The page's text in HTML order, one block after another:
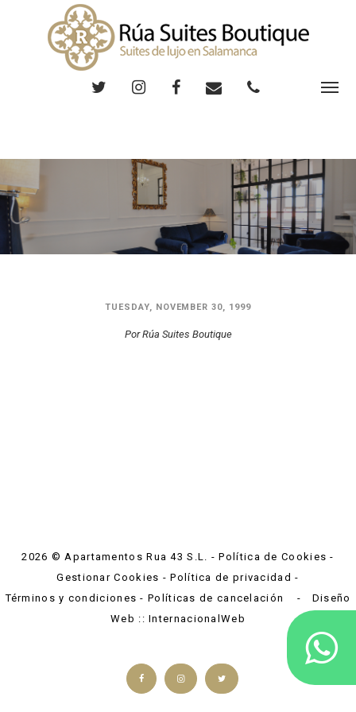
TUESDAY, NOVEMBER 30, 1999
Por Rúa Suites Boutique
2026 © Apartamentos Rua 43 S.L. -Política de Cookies -
Gestionar Cookies -Política de privacidad -
Términos y condiciones -Políticas de cancelación
- Diseño
Web :: InternacionalWeb